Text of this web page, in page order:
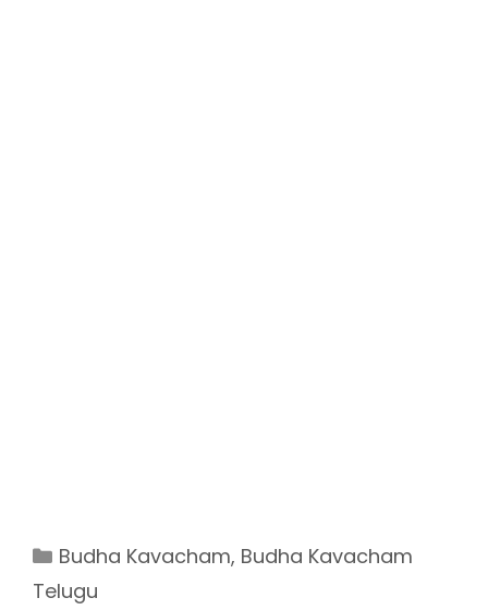
Categories
Budha Kavacham, Budha Kavacham
Telugu